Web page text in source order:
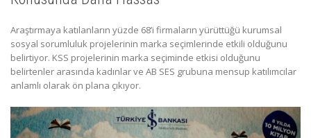
Araştırmaya katılanların yüzde 68’i firmaların yürüttüğü kurumsal
sosyal sorumluluk projelerinin marka seçimlerinde etkili olduğunu
belirtiyor. KSS projelerinin marka seçiminde etkisi olduğunu
belirtenler arasında kadınlar ve AB SES grubuna mensup katılımcılar
anlamlı olarak ön plana çıkıyor.